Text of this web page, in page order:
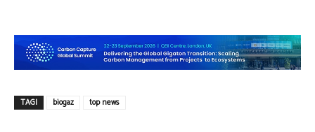
TAGI biogaz top news